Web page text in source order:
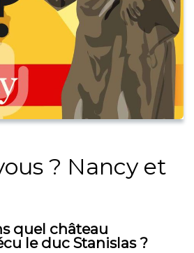
? Nancy et
quel château
le duc Stanislas ?